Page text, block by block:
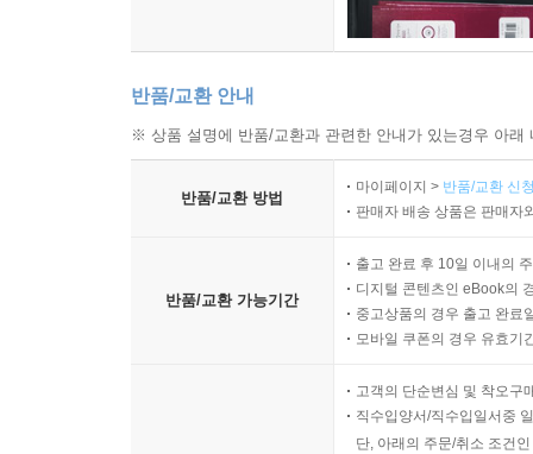
반품/교환 안내
※ 상품 설명에 반품/교환과 관련한 안내가 있는경우 아
반품/교환 방법
마이페이지 > 반품/교환 신
판매자 배송 상품은 판매자
반품/교환 가능기간
출고 완료 후 10일 이내의
디지털 콘텐츠인 eBook의
중고상품의 경우 출고 완료
모바일 쿠폰의 경우 유효기
고객의 단순변심 및 착오구
직수입양서/직수입일서중
단, 아래의 주문/취소 조건